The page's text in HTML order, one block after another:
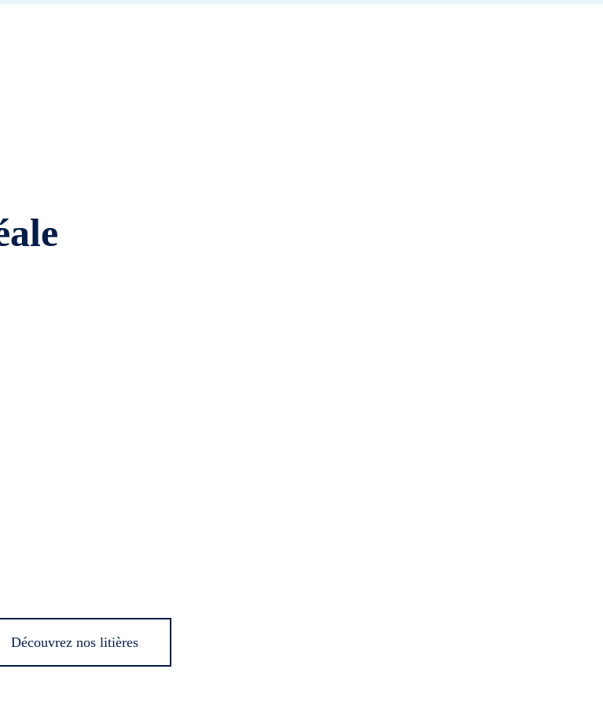
Découvrez nos litières